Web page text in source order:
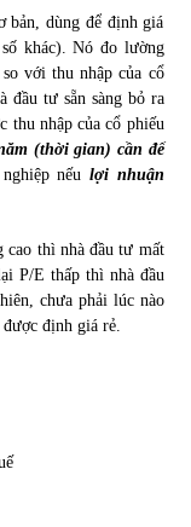
tín nhiệm của
10 cổ phiếu nổi bật
thị trường lập kỷ lục
10 cổ phiếu nổi bật
bản, dùng để định giá
khác). Nó đo lường
với thu nhập của cổ
đầu tư sẵn sàng bỏ ra
thu nhập của cổ phiếu
(thời gian) cần để
nếu lợi nhuận
cao thì nhà đầu tư mất
P/E thấp thì nhà đầu
chưa phải lúc nào
định giá rẻ.